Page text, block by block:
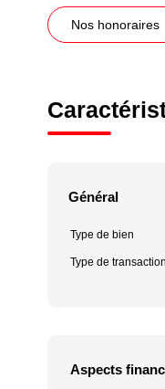
Nos honoraires
Général
Type de bien
Type de transaction
Aspects